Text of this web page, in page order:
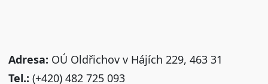
Adresa: OÚ Oldřichov v Hájích 229, 463 31
Tel.: (+420) 482 725 093